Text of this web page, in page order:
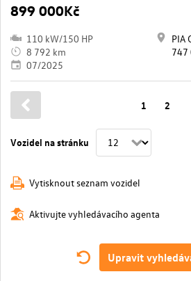
899 000Kč
110 kW/150 HP
8 792 km
07/2025
PIA
747
Vozidel na stránku
1 2
Vytisknout seznam vozidel
Aktivujte vyhledávacího agenta
Upravit